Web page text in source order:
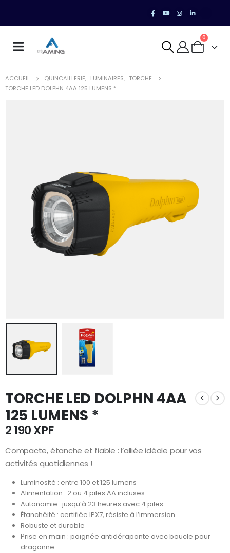
0
ACCUEIL QUINCAILLERIE, LUMINAIRES, TORCHE
TORCHE LED DOLPHN 4AA 125 LUMENS *
TORCHE LED DOLPHN 4AA
125 LUMENS *
2 190XPF
Compacte, étanche et fiable : l’alliée idéale pour vos
activités quotidiennes !
Luminosité : entre 100 et 125 lumens
Alimentation : 2 ou 4 piles AA incluses
Autonomie : jusqu’à 23 heures avec 4 piles
Étanchéité : certifiée IPX7, résiste à l’immersion
Robuste et durable
Prise en main : poignée antidérapante avec boucle pour
dragonne